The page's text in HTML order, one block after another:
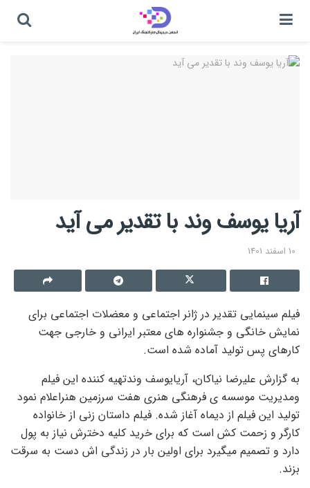
آریا یوسف وند با تقدیر می آید
10 اسفند 1401
فیلم سینمایی تقدیر در ژانر اجتماعی و معضلات اجتماعی برای
نمایش خانگی و جشنواره های معتبر ایرانی و خارجی جهت
کارهای پس تولید آماده شده است.
به گزارش علیرضا نیاکان، آریایوسف وندتهیه کننده این فیلم
ومدیریت موسسه ی فرهنگی هنری هفت سرزمین هنراعلام نمود
تولید این فیلم از دیماه آغاز شده. فیلم داستان زنی از خانواده
کارگر و زحمت کش است که برای خرید کلیه دخترش نیاز به پول
دارد و تصمیم میگیرد برای اولین بار در زندگی اش دست به سرقت
بزند.